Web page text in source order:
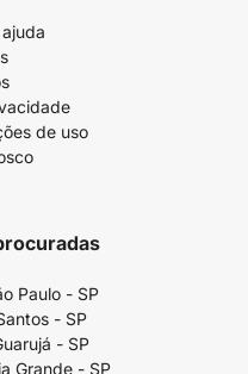
de uso
Paulo - SP
- SP
- SP
Grande - SP